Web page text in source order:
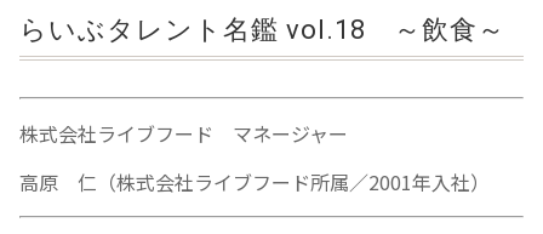
らいぶタレント名鑑 vol.18 ～飲食～
株式会社ライブフード マネージャー
高原 仁（株式会社ライブフード所属／2001年入社）